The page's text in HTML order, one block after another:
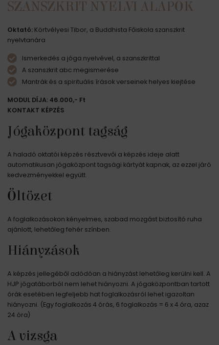
SZANSZKRIT NYELVI ALAPOK
Oktató: Körtvélyesi Tibor, a Buddhista Főiskola szanszkrit
nyelvtanára
Ismerkedés a jóga nyelvével, a szanszkrittal
A szanszkrit abc megismerése
Mantrák és a spirituális írások verseinek helyes kiejtése
MODUL DÍJA: 46.000,- Ft
KONTAKT KÉPZÉS
Jógaközpont tagság
A haladó oktatói képzés résztvevői a képzés ideje alatt
automatikusan jógaközpont tagsági kártyát kapnak, az ezzel járó
kedvezményekkel együtt.
Öltözet
A foglalkozásokon kényelmes, szabad mozgást biztosító ruha
ajánlott, lehetőleg fehér színben.
Hiányzások
A képzés jellegéből adódóan a hiányzást lehetőleg kerülni kell. A
HJP jógatáborból nem lehet hiányozni. A jógaközpontban tartott
órák esetében legfeljebb hat foglalkozásról lehet igazoltan
hiányozni. (Egy foglalkozás 4 órás, 6 foglalkozás = 6 x 4 óra, azaz
24 óra)
A vizsga